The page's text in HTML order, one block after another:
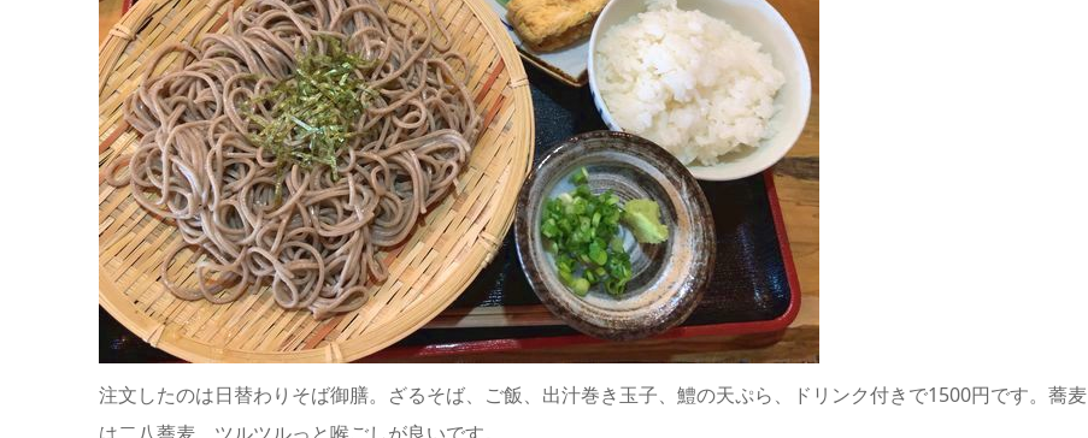
注文したのは日替わりそば御膳。ざるそば、ご飯、出汁巻き玉子、鱧の天ぷら、ドリンク付きで1500円です。蕎麦